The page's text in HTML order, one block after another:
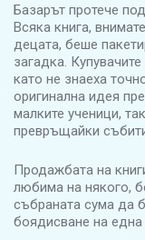
Базарът протече
Всяка книга,
децата, беше
загадка.
като не знаеха
оригинална идея
малките ученици,
превръщайки
Продажбата на
любима на някого,
събраната сума да
боядисване на една